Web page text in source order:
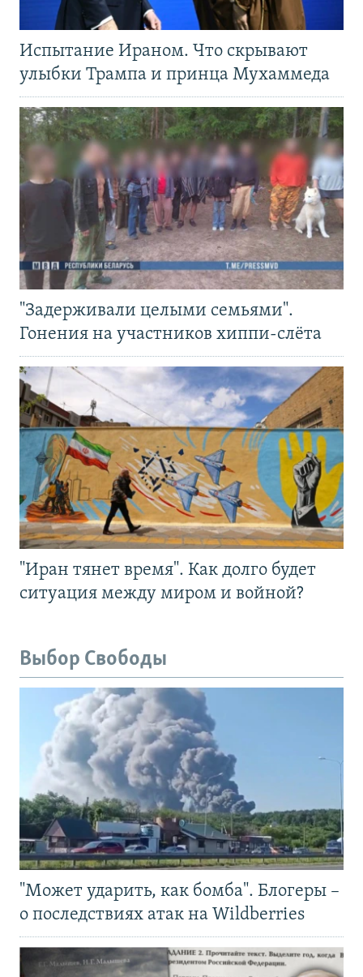
Испытание Ираном. Что скрывают
улыбки Трампа и принца Мухаммеда
"Задерживали целыми семьями".
Гонения на участников хиппи-слёта
"Иран тянет время". Как долго будет
ситуация между миром и войной?
Выбор Свободы
"Может ударить, как бомба". Блогеры –
о последствиях атак на Wildberries